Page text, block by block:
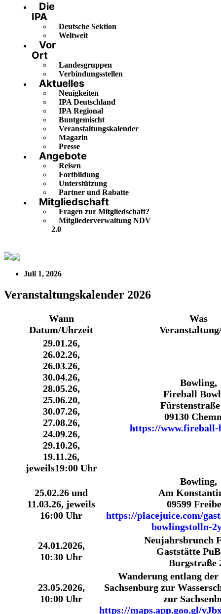
Die
IPA
Deutsche Sektion
Weltweit
Vor
Ort
Landesgruppen
Verbindungsstellen
Aktuelles
Neuigkeiten
IPA Deutschland
IPA Regional
Buntgemischt
Veranstaltungskalender
Magazin
Presse
Angebote
Reisen
Fortbildung
Unterstützung
Partner und Rabatte
Mitgliedschaft
Fragen zur Mitgliedschaft?
Mitgliederverwaltung NDV
2.0
Juli 1, 2026
Veranstaltungskalender 2026
Wann
Datum/Uhrzeit
Was
29.01.26,
26.02.26,
26.03.26,
30.04.26,
28.05.26,
25.06.20,
30.07.26,
27.08.26,
24.09.26,
29.10.26,
19.11.26,
jeweils19:00 Uhr
Bowling,
Fireball
Fürstenstraße
09130
https://www.fireball-
25.02.26 und
11.03.26, jeweils
16:00 Uhr
Bowling,
Am
09599
https://placejuice.com/
bowlingstolln-
24.01.2026,
10:30 Uhr
Neujahrsbrunch
Gaststätte
Burgstraße
23.05.2026,
10:00 Uhr
Wanderung entlang der
Sachsenburg zur
zur
https://maps.app.goo.gl/